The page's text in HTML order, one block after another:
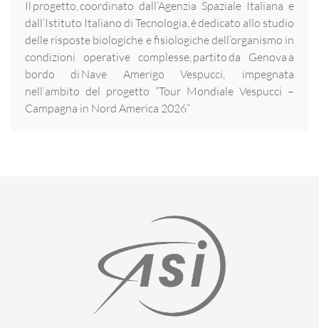
Il progetto, coordinato dall’Agenzia Spaziale Italiana e
dall’Istituto Italiano di Tecnologia, è dedicato allo studio
delle risposte biologiche e fisiologiche dell’organismo in
condizioni operative complesse, partito da Genova a
bordo di Nave Amerigo Vespucci, impegnata
nell’ambito del progetto “Tour Mondiale Vespucci –
Campagna in Nord America 2026”